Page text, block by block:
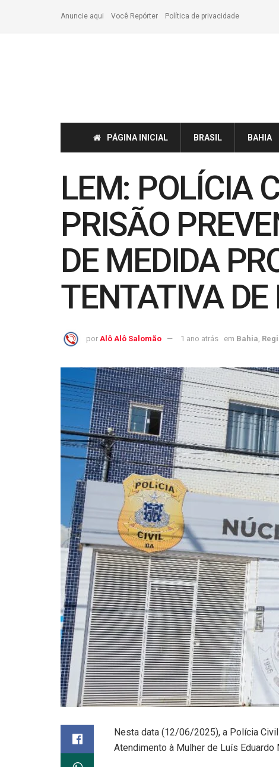
Anuncie aqui Você Repórter Política de privacidade
PÁGINA INICIAL BRASIL BAHIA
LEM: POLÍCIA
PRISÃO
DE MEDIDA
TENTATIVA DE
por Alô Alô Salomão 1 ano atrás em Bahia,
Nesta data (12/06/2025), a Polícia
Atendimento à Mulher de Luís